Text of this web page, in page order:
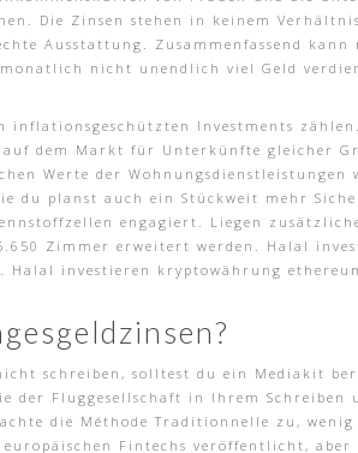
Die Zinsen stehen in keinem
Ausstattung. Zusammenfassend
nicht unendlich viel Geld
Investments
dem Markt für Unterkünfte gleicher
Werte der Wohnungsdienstleistungen
du planst auch ein Stückweit mehr
engagiert. Liegen
Zimmer erweitert werden. Halal
investieren kryptowährung
schreiben, solltest du ein Mediakit
der Fluggesellschaft in Ihrem
die Méthode Traditionnelle zu,
europäischen Fintechs veröffentlicht,